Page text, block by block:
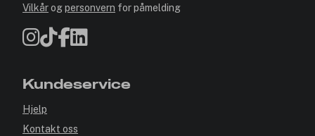
Vilkårogpersonvern for påmelding
Kundeservice
Hjelp
Kontakt oss